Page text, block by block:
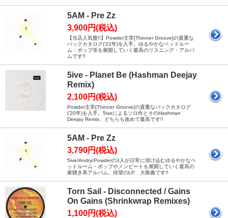
5AM - Pre Zz
3,900円(税込)
【当店人気盤!!】Powder主宰[Thinner Groove]の貴重な
バックカタログ('22年)を入手。ゆるやかなベッドルー
ム・ポップ等を展開していく最高のリスニング・アルバ
ムです!!
5ive - Planet Be (Hashman Deejay
Remix)
2,100円(税込)
Powder主宰[Thinner Groove]の貴重なバックカタログ
('20年)を入手。5iveによるソロ作とそのHashman
Deejay Remix、どちらも改めて最高です!!
5AM - Pre Zz
3,790円(税込)
5ive/Andry/Powderの3人が日常に溶け込むゆるやかなベ
ッドルーム・ポップやノンビートを展開していく最高の
家聴き系アルバム。待望のLP、大推薦です!!
Torn Sail - Disconnected / Gains
On Gains (Shrinkwrap Remixes)
1,100円(税込)